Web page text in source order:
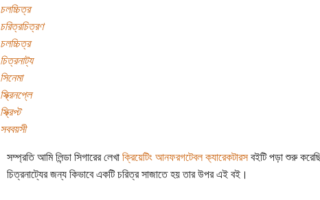
চলচ্চিত্র
চরিত্রচিত্রণ
চলচ্চিত্র
চিত্রনাট্য
সিনেমা
স্ক্রিনপ্লে
স্ক্রিপ্ট
সববয়সী
সম্প্রতি আমি লিন্ডা সিগারের লেখা ক্রিয়েটিং আনফরগটেবল ক‌্যারেকটারসবইটি পড়া শুরু
চিত্রনাট্যের জন্য কিভাবে একটি চরিত্র সাজাতে হয় তার উপর এই বই।